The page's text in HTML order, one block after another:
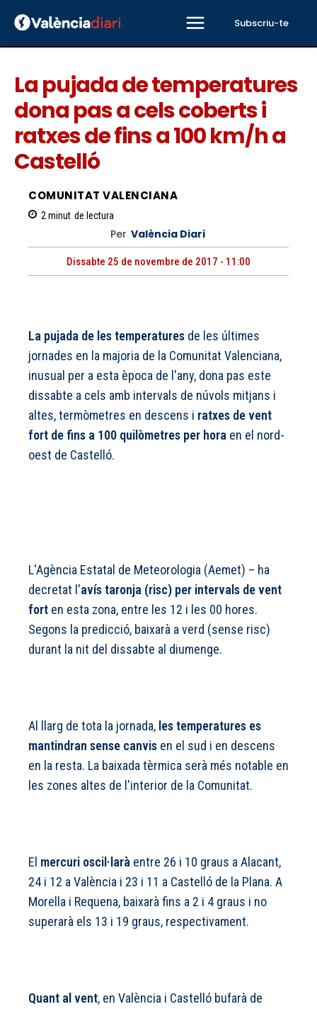
Subscriu-te
La pujada de temperatures
dona pas a cels coberts i
ratxes de fins a 100 km/h a
Castelló
COMUNITAT VALENCIANA
2 minut de lectura
Per València Diari
Dissabte 25 de novembre de 2017 - 11:00
La pujada de les temperatures de les últimes
jornades en la majoria de la Comunitat Valenciana,
inusual per a esta època de l'any, dona pas este
dissabte a cels amb intervals de núvols mitjans i
altes, termòmetres en descens i ratxes de vent
fort de fins a 100 quilòmetres per hora en el nord-
oest de Castelló.
L'Agència Estatal de Meteorologia (Aemet) – ha
decretat l'avís taronja (risc) per intervals de vent
fort en esta zona, entre les 12 i les 00 hores.
Segons la predicció, baixarà a verd (sense risc)
durant la nit del dissabte al diumenge.
Al llarg de tota la jornada, les temperatures es
mantindran sense canvis en el sud i en descens
en la resta. La baixada tèrmica serà més notable en
les zones altes de l'interior de la Comunitat.
El mercuri oscil·larà entre 26 i 10 graus a Alacant,
24 i 12 a València i 23 i 11 a Castelló de la Plana. A
Morella i Requena, baixarà fins a 2 i 4 graus i no
superarà els 13 i 19 graus, respectivament.
Quant al vent, en València i Castelló bufarà de